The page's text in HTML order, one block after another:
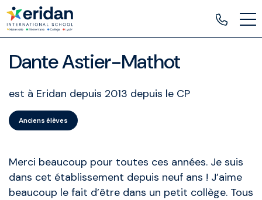
Dante Astier-Mathot
est à Eridan depuis 2013 depuis le CP
Anciens élèves
Merci beaucoup pour toutes ces années. Je suis
dans cet établissement depuis neuf ans ! J’aime
beaucoup le fait d’être dans un petit collège. Tous